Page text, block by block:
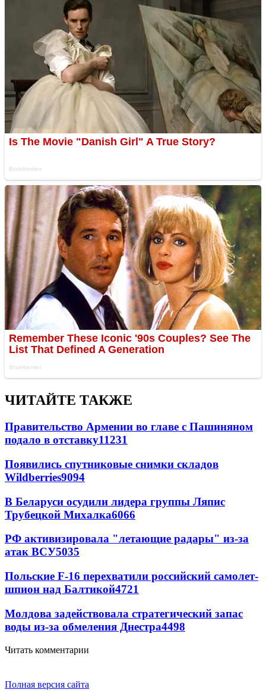
ЧИТАЙТЕ ТАКЖЕ
Правительство Армении во главе с Пашиняном
подало в отставку11231
Появились спутниковые снимки складов
Wildberries9094
В Беларуси осудили лидера группы Ляпис
Трубецкой Михалка6066
РФ активизировала "летающие радары" из-за
атак ВСУ5035
Польские F-16 перехватили российский самолет-
шпион над Балтикой4721
Молдова задействовала стратегический запас
воды из-за обмеления Днестра4498
Читать комментарии
Полная версия сайта